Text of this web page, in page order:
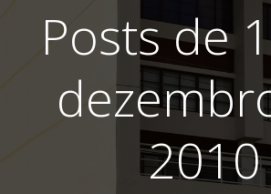
Posts de
2010